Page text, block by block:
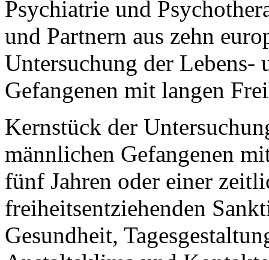
Psychiatrie und
und Partnern aus zehn
Untersuchung der
Gefangenen mit langen
Kernstück der
männlichen Gefangenen
fünf Jahren oder einer
freiheitsentziehenden
Gesundheit,